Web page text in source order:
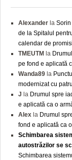
Alexander la Sorin
de la Spitalul
calendar de
TMEUTM la
pe fond e aplicată
Wanda89 la
modernizat cu
J la Drumul spre
e aplicată ca o
Alex la Drumul
fond e aplicată ca
Schimbarea
autostrăzilor se
Schimbarea